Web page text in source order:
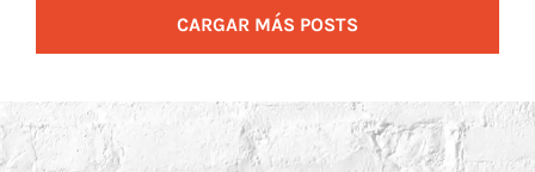
CARGAR MÁS POSTS